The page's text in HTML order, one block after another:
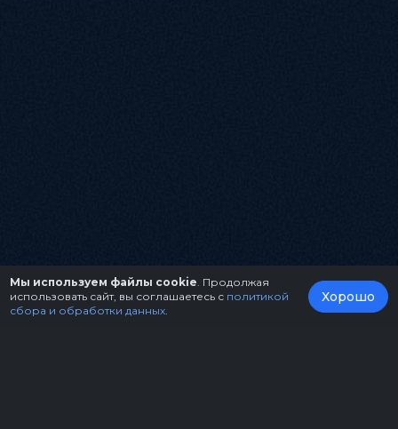
Мы используем файлы cookie . Продолжая
использовать сайт, вы соглашаетесь с политикой
сбора и обработки данных
Хорошо